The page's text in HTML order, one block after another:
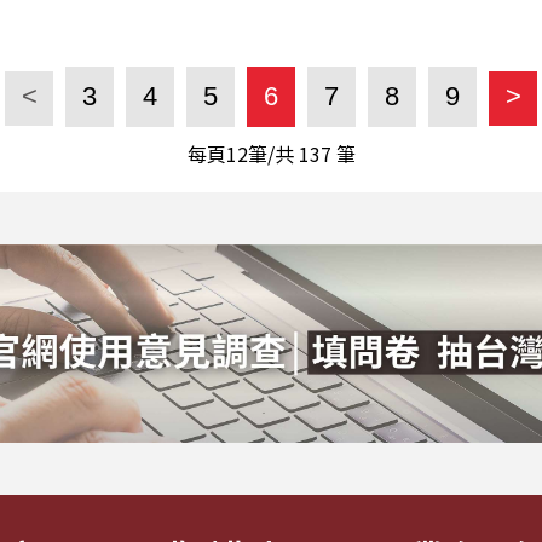
< 3 4 5 6 7 8 9 >
每頁12筆/共 137 筆